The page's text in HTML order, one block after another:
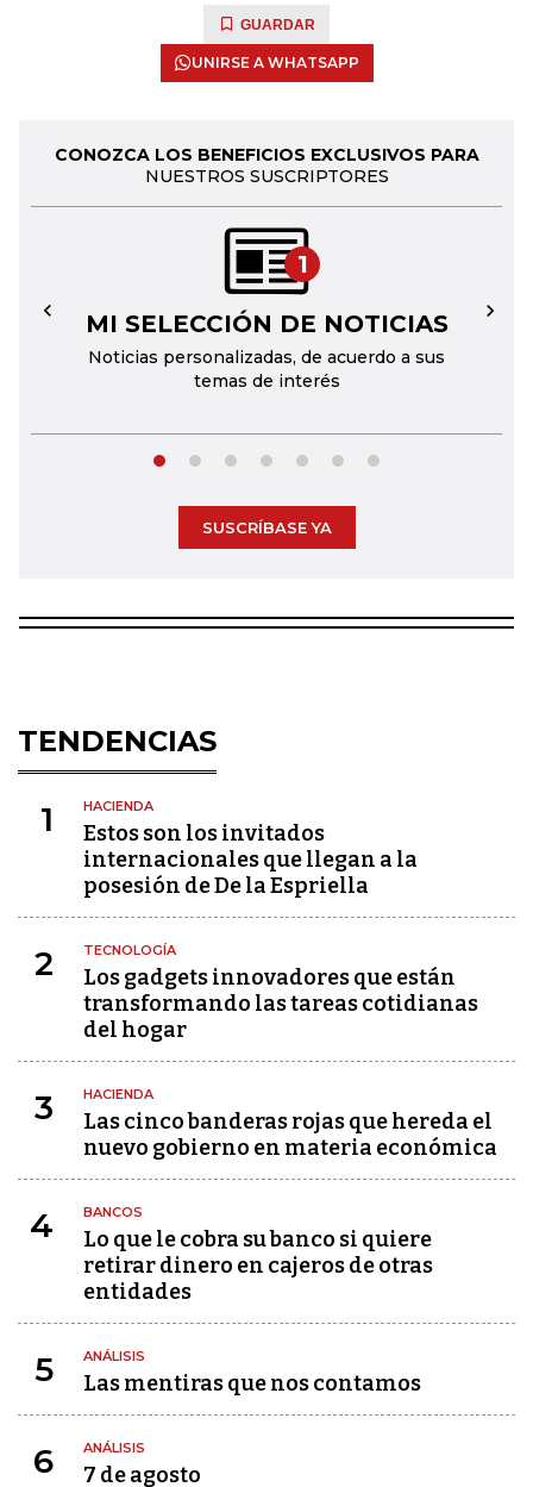
GUARDAR
UNIRSE A WHATSAPP
CONOZCA LOS BENEFICIOS EXCLUSIVOS PARA
NUESTROS SUSCRIPTORES
1
MI SELECCIÓN DE NOTICIAS
Noticias personalizadas, de acuerdo a sus
temas de interés
← →
SUSCRÍBASE YA
TENDENCIAS
1 HACIENDA
Estos son los invitados
internacionales que llegan a la
posesión de De la Espriella
2 TECNOLOGÍA
Los gadgets innovadores que están
transformando las tareas cotidianas
del hogar
3 HACIENDA
Las cinco banderas rojas que hereda el
nuevo gobierno en materia económica
4 BANCOS
Lo que le cobra su banco si quiere
retirar dinero en cajeros de otras
entidades
5 ANÁLISIS
Las mentiras que nos contamos
6 ANÁLISIS
7 de agosto